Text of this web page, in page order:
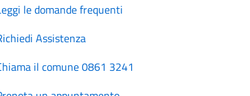
le domande frequenti
Assistenza
il comune 0861 3241